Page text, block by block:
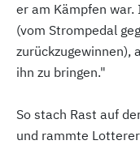
er am Kämpfen
(vom Strompedal
zurückzugewinnen),
ihn zu bringen."
So stach Rast auf
und rammte